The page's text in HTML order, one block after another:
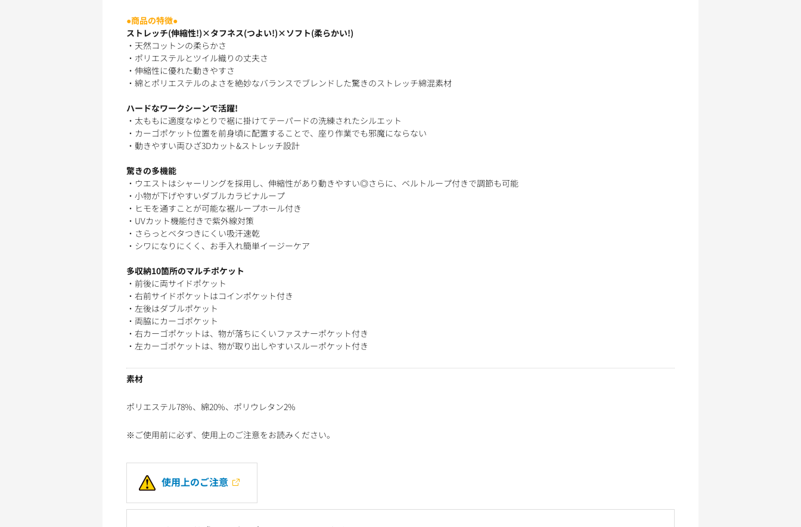
●商品の特徴●
ストレッチ(伸縮性!)×タフネス(つよい!)×ソフト(柔らかい!)
・天然コットンの柔らかさ
・ポリエステルとツイル織りの丈夫さ
・伸縮性に優れた動きやすさ
・綿とポリエステルのよさを絶妙なバランスでブレンドした驚きのストレッチ綿混素材
ハードなワークシーンで活躍!
・太ももに適度なゆとりで裾に掛けてテーパードの洗練されたシルエット
・カーゴポケット位置を前身頃に配置することで、座り作業でも邪魔にならない
・動きやすい両ひざ3Dカット&ストレッチ設計
驚きの多機能
・ウエストはシャーリングを採用し、伸縮性があり動きやすい◎さらに、ベルトループ付きで調節も可能
・小物が下げやすいダブルカラビナループ
・ヒモを通すことが可能な裾ループホール付き
・UVカット機能付きで紫外線対策
・さらっとベタつきにくい吸汗速乾
・シワになりにくく、お手入れ簡単イージーケア
多収納10箇所のマルチポケット
・前後に両サイドポケット
・右前サイドポケットはコインポケット付き
・左後はダブルポケット
・両脇にカーゴポケット
・右カーゴポケットは、物が落ちにくいファスナーポケット付き
・左カーゴポケットは、物が取り出しやすいスルーポケット付き
素材
ポリエステル78%、綿20%、ポリウレタン2%
※ご使用前に必ず、使用上のご注意をお読みください。
使用上のご注意